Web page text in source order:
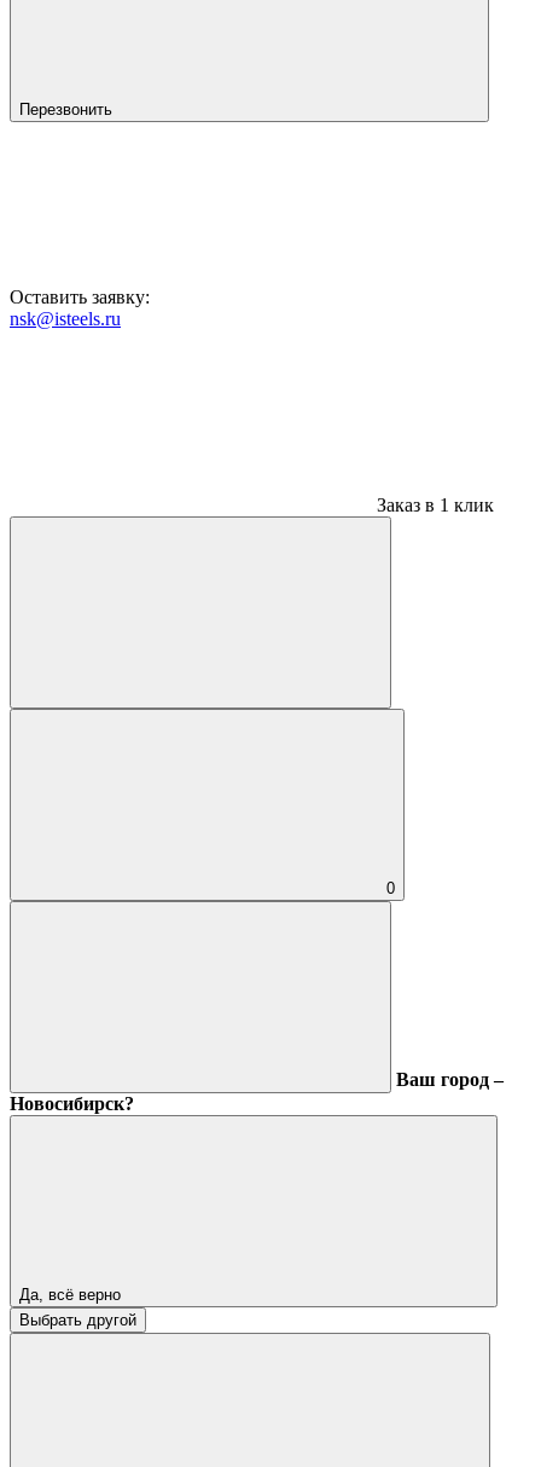
Перезвонить
Оставить заявку:
nsk@isteels.ru
Заказ в 1 клик
0
Ваш город –
Новосибирск?
Да, всё верно
Выбрать другой